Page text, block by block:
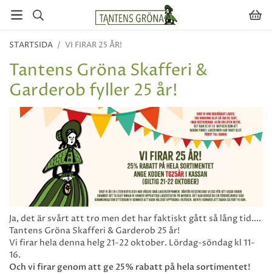
STARTSIDA / VI FIRAR 25 ÅR!
Tantens Gröna Skafferi &
Garderob fyller 25 år!
Ja, det är svårt att tro men det har faktiskt gått så lång tid....
Tantens Gröna Skafferi & Garderob 25 år!
Vi firar hela denna helg 21-22 oktober. Lördag-söndag kl 11-
16.
Och vi firar genom att ge 25% rabatt på hela sortimentet!